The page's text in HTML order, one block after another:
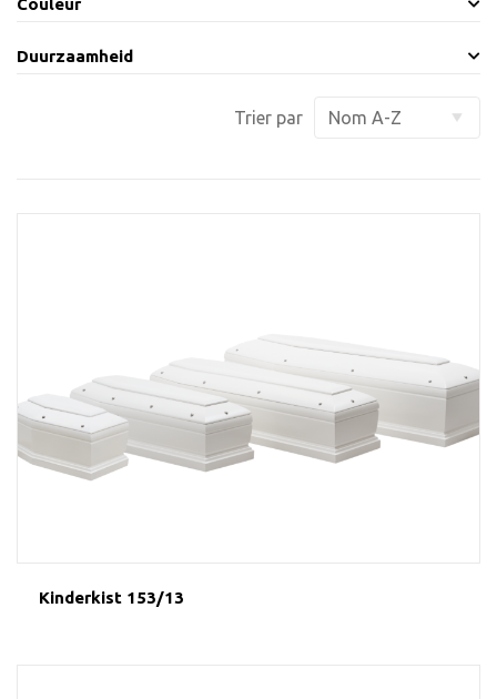
Couleur
Duurzaamheid
Trier par
Kinderkist 153/13